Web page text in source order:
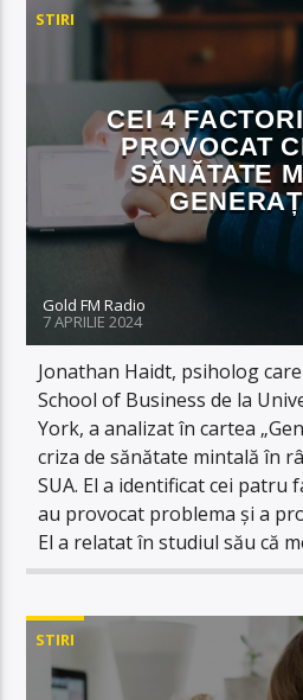
STIRI
CEI 4
PROVOCAT
SĂNĂTATE
Gold FM Radio
7 APRILIE 2024
Jonathan Haidt, psiholog
School of Business de la
York, a analizat în cartea
criza de sănătate mintală în
SUA. El a identificat cei patru
au provocat problema și a
El a relatat în studiul său că
STIRI